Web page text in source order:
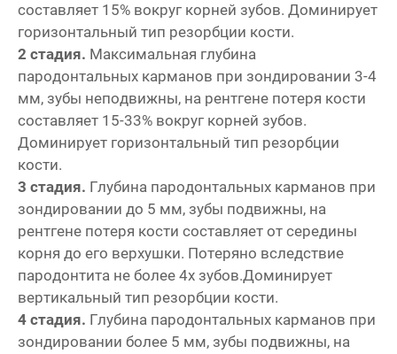
составляет 15% вокруг корней зубов. Доминирует
горизонтальный тип резорбции кости.
2 стадия. Максимальная глубина
пародонтальных карманов при зондировании 3-4
мм, зубы неподвижны, на рентгене потеря кости
составляет 15-33% вокруг корней зубов.
Доминирует горизонтальный тип резорбции
кости.
3 стадия. Глубина пародонтальных карманов при
зондировании до 5 мм, зубы подвижны, на
рентгене потеря кости составляет от середины
корня до его верхушки. Потеряно вследствие
пародонтита не более 4х зубов.Доминирует
вертикальный тип резорбции кости.
4 стадия. Глубина пародонтальных карманов при
зондировании более 5 мм, зубы подвижны, на